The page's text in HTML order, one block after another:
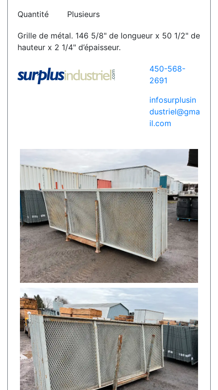
Quantité Plusieurs
Grille de métal. 146 5/8" de longueur x 50 1/2" de
hauteur x 2 1/4" d’épaisseur.
450-568-
2691
infosurplusin
dustriel@gma
il.com